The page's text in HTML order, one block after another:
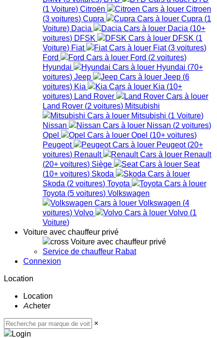
(1 Voiture) Citroën
Citroen
(3 voitures) Cupra Cupra (1
Voiture) Dacia Dacia (10+
voitures) DFSK DFSK (1
Voiture) Fiat Fiat (3 voitures)
Ford
Ford (2 voitures)
Hyundai
Hyundai (70+
voitures) Jeep Jeep (6
voitures) Kia Kia (10+
voitures) Land Rover
Land Rover (2 voitures) Mitsubishi
Mitsubishi (1 Voiture)
Nissan
Nissan (2 voitures)
Opel
Opel (10+ voitures)
Peugeot
Peugeot (20+
voitures) Renault
Renault
(20+ voitures) Siège
Seat
(10+ voitures) Skoda
Skoda (2 voitures) Toyota
Toyota (5 voitures) Volkswagen
Volkswagen (4
voitures) Volvo Volvo (1
Voiture)
Voiture avec chauffeur privé
Voiture avec chauffeur privé
Service de chauffeur Rabat
Connexion
Location
Location
Acheter
×